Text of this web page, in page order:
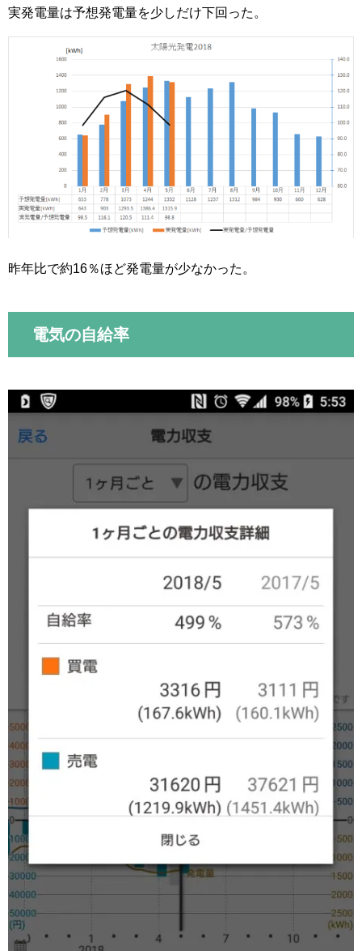
実発電量は予想発電量を少しだけ下回った。
昨年比で約16％ほど発電量が少なかった。
電気の自給率